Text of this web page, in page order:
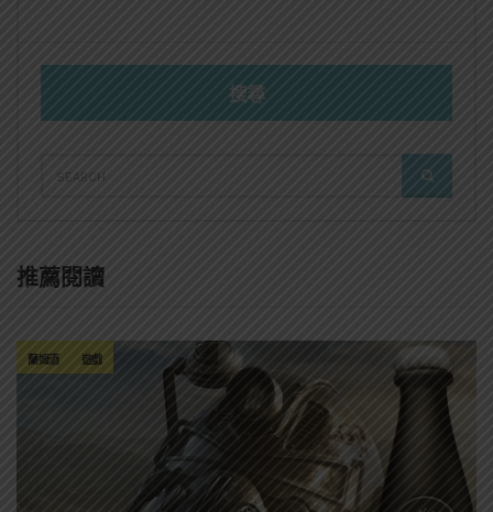
搜尋
FOR:
SEARCH
推薦閱讀
蘭姆酒 遊戲